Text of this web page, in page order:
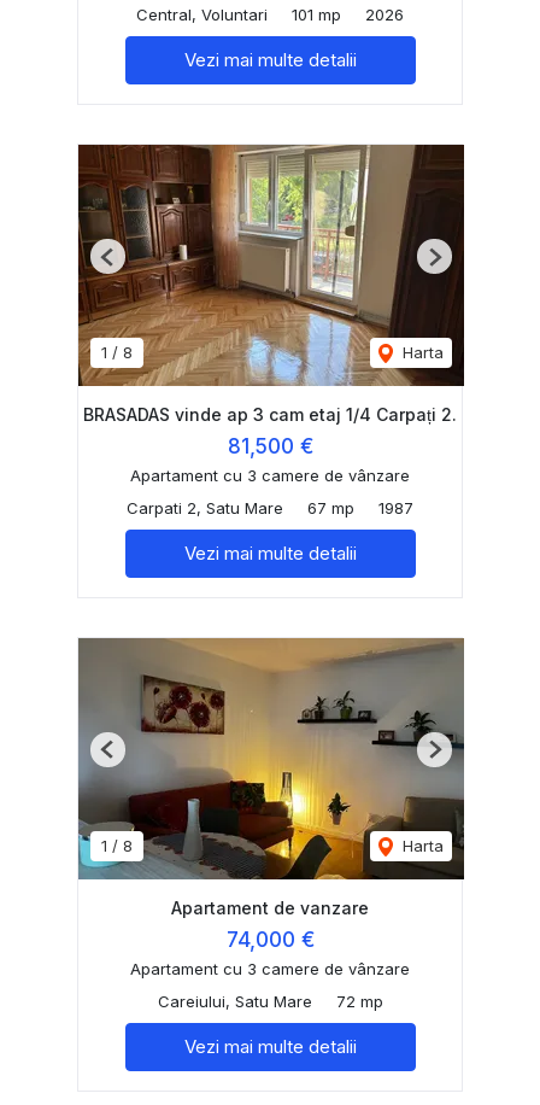
Central, Voluntari
101 mp 2026
Vezi mai multe detalii
1 / 8 Harta
Previous Next
BRASADAS vinde ap 3 cam etaj 1/4 Carpați 2.
81,500 €
Apartament cu 3 camere de vânzare
Carpati 2, Satu Mare
67 mp 1987
Vezi mai multe detalii
1 / 8 Harta
Previous Next
Apartament de vanzare
74,000 €
Apartament cu 3 camere de vânzare
Careiului, Satu Mare
72 mp
Vezi mai multe detalii